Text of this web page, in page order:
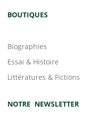
BOUTIQUES
Biographies
Essai & Histoire
Littératures & Fictions
NOTRE NEWSLETTER